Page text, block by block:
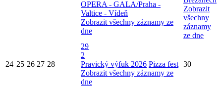
OPERA - GALA/Praha -
Valtice - Vídeň
Zobrazit všechny záznamy ze
dne
Zobrazit
všechny
záznamy
ze dne
24 25 26 27 28
29
2
Pravický výfuk 2026 Pizza fest
Zobrazit všechny záznamy ze
dne
30